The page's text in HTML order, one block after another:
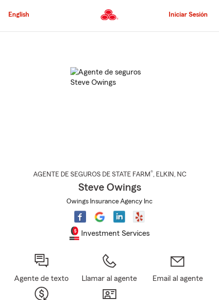
al
principal
English Iniciar Sesión
AGENTE DE SEGUROS DE STATE FARM®, ELKIN , NC
Steve Owings
Owings Insurance Agency Inc
Investment Services
Agente de texto Llamar al agente Email al agente